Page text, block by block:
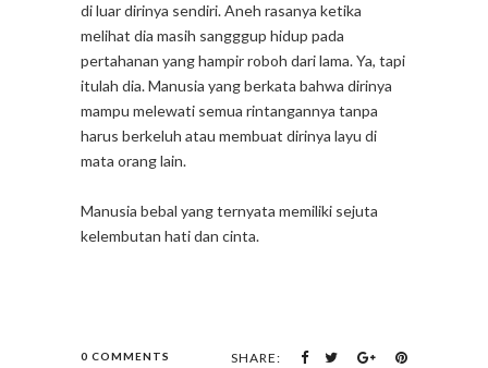
di luar dirinya sendiri. Aneh rasanya ketika
melihat dia masih sangggup hidup pada
pertahanan yang hampir roboh dari lama. Ya, tapi
itulah dia. Manusia yang berkata bahwa dirinya
mampu melewati semua rintangannya tanpa
harus berkeluh atau membuat dirinya layu di
mata orang lain.
Manusia bebal yang ternyata memiliki sejuta
kelembutan hati dan cinta.
0 COMMENTS SHARE: